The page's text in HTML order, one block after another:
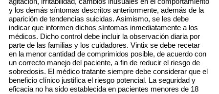
y los demás síntomas descritos anteriormente, además de la
aparición de tendencias suicidas. Asimismo, se les debe
indicar que informen dichos síntomas inmediatamente a los
médicos. Dicho control debe incluir la observación diaria por
parte de las familias y los cuidadores. Vintix se debe recetar
en la menor cantidad de comprimidos posible, de acuerdo con
un correcto manejo del paciente, a fin de reducir el riesgo de
sobredosis. El médico tratante siempre debe considerar que el
beneficio clínico justifica el riesgo potencial. La seguridad y
eficacia no ha sido establecida en pacientes menores de 18